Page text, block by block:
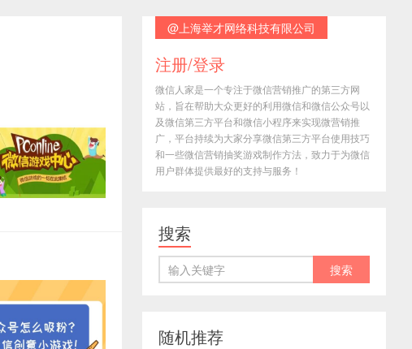
@上海举才网络科技有限公司
注册/登录
微信人家是一个专注于微信营销推广的第三方网
站，旨在帮助大众更好的利用微信和微信公众号以
及微信第三方平台和微信小程序来实现微营销推
广，平台持续为大家分享微信第三方平台使用技巧
和一些微信营销抽奖游戏制作方法，致力于为微信
用户群体提供最好的支持与服务！
搜索
随机推荐